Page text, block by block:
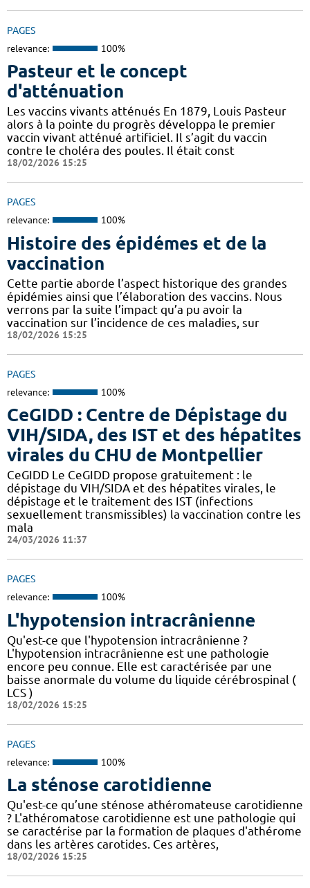
PAGES
relevance: 100%
Pasteur et le concept
d'atténuation
Les vaccins vivants atténués En 1879, Louis Pasteur
alors à la pointe du progrès développa le premier
vaccin vivant atténué artificiel. Il s’agit du vaccin
contre le choléra des poules. Il était const
18/02/2026 15:25
PAGES
relevance: 100%
Histoire des épidémes et de la
vaccination
Cette partie aborde l’aspect historique des grandes
épidémies ainsi que l’élaboration des vaccins. Nous
verrons par la suite l’impact qu’a pu avoir la
vaccination sur l’incidence de ces maladies, sur
18/02/2026 15:25
PAGES
relevance: 100%
CeGIDD : Centre de Dépistage du
VIH/SIDA, des IST et des hépatites
virales du CHU de Montpellier
CeGIDD Le CeGIDD propose gratuitement : le
dépistage du VIH/SIDA et des hépatites virales, le
dépistage et le traitement des IST (infections
sexuellement transmissibles) la vaccination contre les
mala
24/03/2026 11:37
PAGES
relevance: 100%
L'hypotension intracrânienne
Qu'est-ce que l'hypotension intracrânienne ?
L'hypotension intracrânienne est une pathologie
encore peu connue. Elle est caractérisée par une
baisse anormale du volume du liquide cérébrospinal (
LCS )
18/02/2026 15:25
PAGES
relevance: 100%
La sténose carotidienne
Qu'est-ce qu’une sténose athéromateuse carotidienne
? L'athéromatose carotidienne est une pathologie qui
se caractérise par la formation de plaques d'athérome
dans les artères carotides. Ces artères,
18/02/2026 15:25